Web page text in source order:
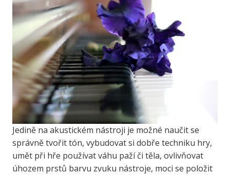
Jedině na akustickém nástroji je možné naučit se
správně tvořit tón, vybudovat si dobře techniku hry,
umět při hře používat váhu paží či těla, ovlivňovat
úhozem prstů barvu zvuku nástroje, moci se položit